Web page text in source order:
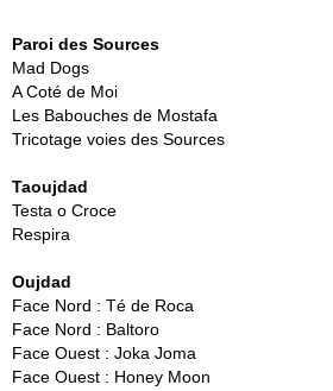
Paroi des Sources
Mad Dogs
A Coté de Moi
Les Babouches de Mostafa
Tricotage voies des Sources
Taoujdad
Testa o Croce
Respira
Oujdad
Face Nord : Té de Roca
Face Nord : Baltoro
Face Ouest : Joka Joma
Face Ouest : Honey Moon